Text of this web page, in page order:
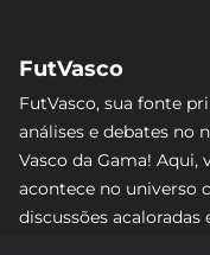
FutVasco
FutVasco, sua fonte
análises e debates no
Vasco da Gama!
acontece no universo
discussões